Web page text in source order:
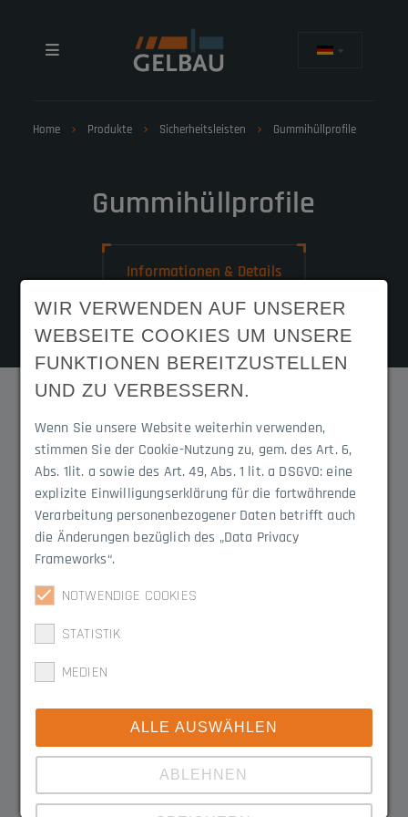
Home Produkte Sicherheitsleisten Gummihüllprofile
Gummihüllprofile
Informationen & Details
1Produkte
3100.1111
WIR VERWENDEN AUF UNSERER
WEBSEITE COOKIES UM UNSERE
FUNKTIONEN BEREITZUSTELLEN
UND ZU VERBESSERN.
Wenn Sie unsere Website weiterhin verwenden,
stimmen Sie der Cookie-Nutzung zu, gem. des Art. 6,
Abs. 1lit. a sowie des Art. 49, Abs. 1 lit. a DSGVO: eine
explizite Einwilligungserklärung für die fortwährende
Verarbeitung personenbezogener Daten betrifft auch
die Änderungen bezüglich des „Data Privacy
Frameworks“.
NOTWENDIGE COOKIES
STATISTIK
MEDIEN
ALLE AUSWÄHLEN
ABLEHNEN